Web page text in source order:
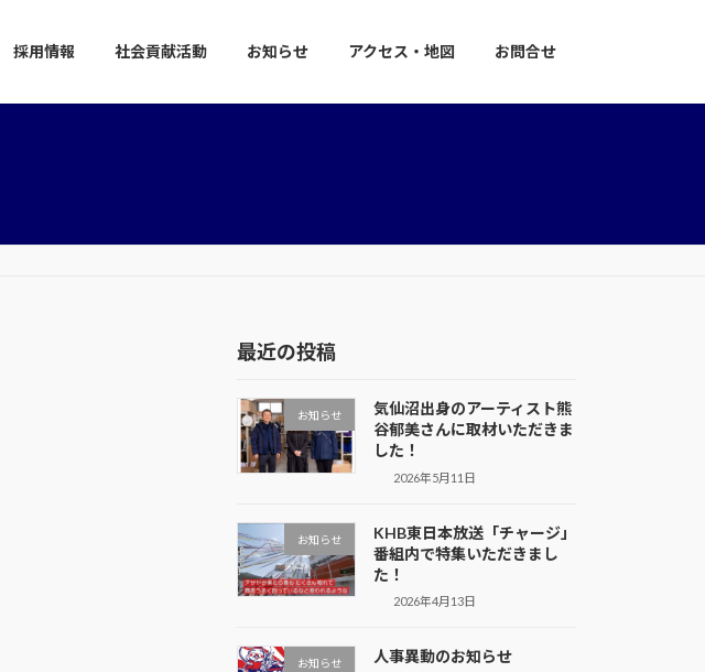
採用情報 社会貢献活動 お知らせ アクセス・地図 お問合せ
最近の投稿
お知らせ
気仙沼出身のアーティスト熊
谷郁美さんに取材いただきま
した！
2026年5月11日
お知らせ
KHB東日本放送「チャージ」
番組内で特集いただきまし
た！
2026年4月13日
お知らせ 人事異動のお知らせ